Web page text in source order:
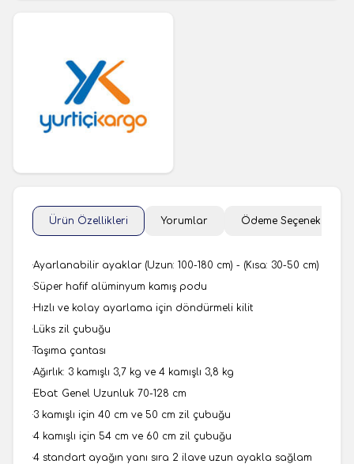
Ürün Özellikleri Yorumlar Ödeme Seçenekleri
·Ayarlanabilir ayaklar (Uzun: 100-180 cm) - (Kısa: 30-50 cm)
·Süper hafif alüminyum kamış podu
·Hızlı ve kolay ayarlama için döndürmeli kilit
·Lüks zil çubuğu
·Taşıma çantası
·Ağırlık: 3 kamışlı 3,7 kg ve 4 kamışlı 3,8 kg
·Ebat: Genel Uzunluk 70-128 cm
·3 kamışlı için 40 cm ve 50 cm zil çubuğu
·4 kamışlı için 54 cm ve 60 cm zil çubuğu
·4 standart ayağın yanı sıra 2 ilave uzun ayakla sağlam